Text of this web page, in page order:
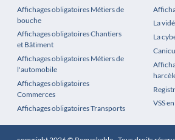
Affichages obligatoires Métiers de
bouche
Affichages obligatoires Chantiers
et Bâtiment
Affichages obligatoires Métiers de
l'automobile
Affichages obligatoires
Commerces
Affichages obligatoires Transports
La
La
VSS